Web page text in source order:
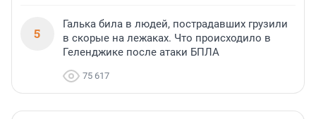
5
Галька била в людей, пострадавших грузили
в скорые на лежаках. Что происходило в
Геленджике после атаки БПЛА
75 617